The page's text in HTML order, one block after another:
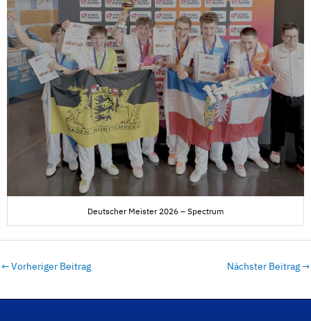
Deutscher Meister 2026 – Spectrum
←Vorheriger Beitrag Nächster Beitrag→